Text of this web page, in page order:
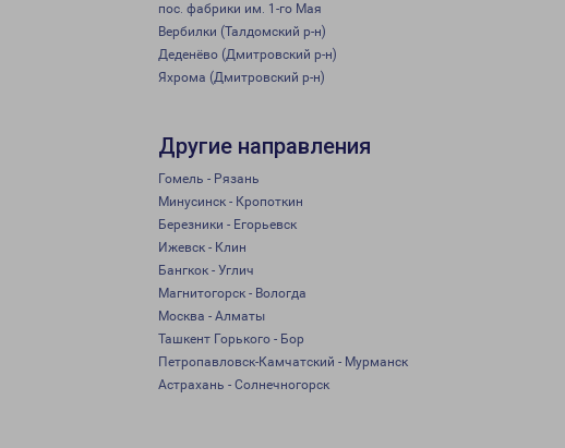
пос. фабрики им. 1-го Мая
Вербилки (Талдомский р-н)
Деденёво (Дмитровский р-н)
Яхрома (Дмитровский р-н)
Другие направления
Гомель - Рязань
Минусинск - Кропоткин
Березники - Егорьевск
Ижевск - Клин
Бангкок - Углич
Магнитогорск - Вологда
Москва - Алматы
Ташкент Горького - Бор
Петропавловск-Камчатский - Мурманск
Астрахань - Солнечногорск